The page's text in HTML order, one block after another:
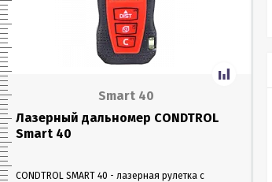
Smart 40
Лазерный дальномер CONDTROL
Smart 40
CONDTROL SMART 40 - лазерная рулетка с